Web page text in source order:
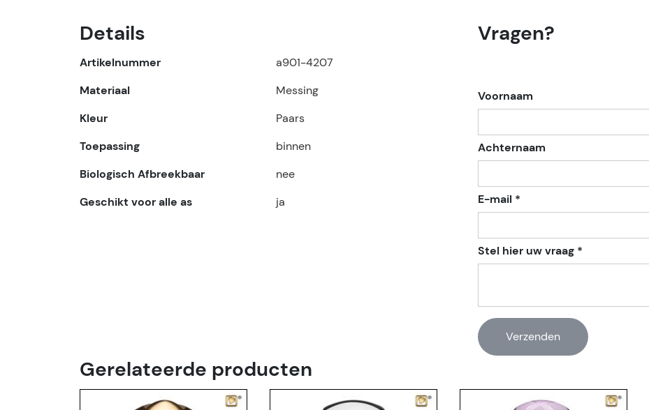
Details
Artikelnummer
a901-4207
Materiaal
Messing
Kleur
Paars
Toepassing
binnen
Biologisch Afbreekbaar
nee
Geschikt voor alle as
ja
Vragen?
Voornaam
Achternaam
E-mail *
Stel hier uw vraag *
Gerelateerde producten